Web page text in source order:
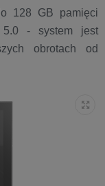
128 GB pamięci
- system jest
obrotach od